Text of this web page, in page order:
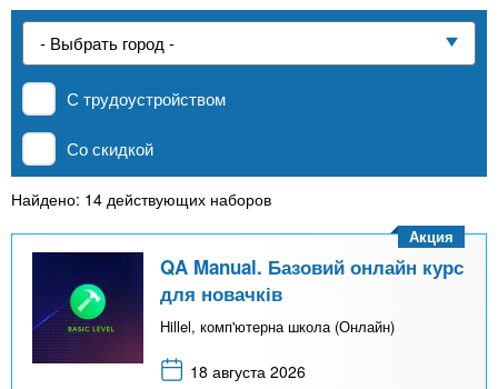
n
t
s
.
i
n
х
д
е
н
Частные школы
MBA
Онлайн курсы
За рубежом
С трудоустройством
Со скидкой
Найдено: 14 действующих наборов
QA Manual. Базовий онлайн курс
для новачків
Hillel, комп'ютерна школа (Онлайн)
18 августа 2026
Акция